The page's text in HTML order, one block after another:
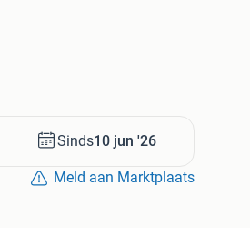
Sinds10 jun '26
Meld aan Marktplaats